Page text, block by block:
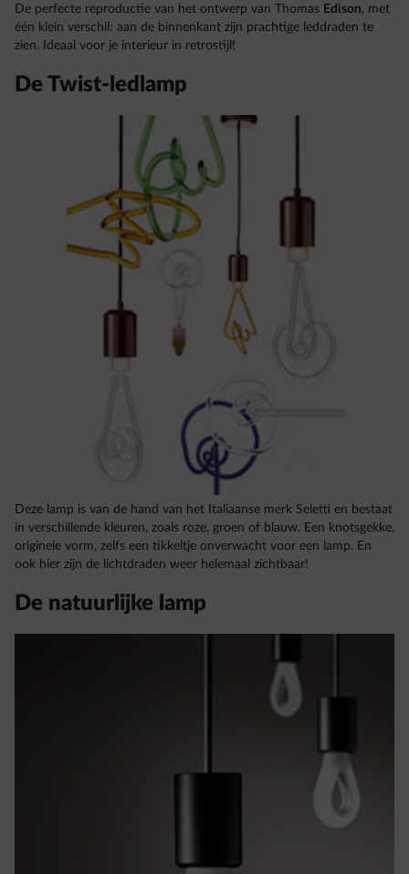
De perfecte reproductie van het ontwerp van Thomas Edison, met
één klein verschil: aan de binnenkant zijn prachtige leddraden te
zien. Ideaal voor je interieur in retrostijl!
De Twist-ledlamp
Deze lamp is van de hand van het Italiaanse merk Seletti en bestaat
in verschillende kleuren, zoals roze, groen of blauw. Een knotsgekke,
originele vorm, zelfs een tikkeltje onverwacht voor een lamp. En
ook hier zijn de lichtdraden weer helemaal zichtbaar!
De natuurlijke lamp